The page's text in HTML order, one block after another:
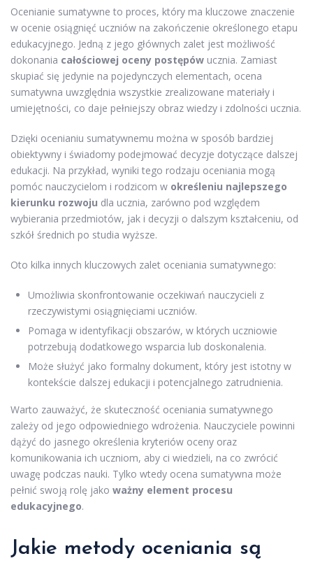
Ocenianie sumatywne to proces, który ma kluczowe znaczenie
w ocenie osiągnięć uczniów na zakończenie określonego etapu
edukacyjnego. Jedną z jego głównych zalet jest możliwość
dokonania całościowej oceny postępów ucznia. Zamiast
skupiać się jedynie na pojedynczych elementach, ocena
sumatywna uwzględnia wszystkie zrealizowane materiały i
umiejętności, co daje pełniejszy obraz wiedzy i zdolności ucznia.
Dzięki ocenianiu sumatywnemu można w sposób bardziej
obiektywny i świadomy podejmować decyzje dotyczące dalszej
edukacji. Na przykład, wyniki tego rodzaju oceniania mogą
pomóc nauczycielom i rodzicom w określeniu najlepszego
kierunku rozwoju dla ucznia, zarówno pod względem
wybierania przedmiotów, jak i decyzji o dalszym kształceniu, od
szkół średnich po studia wyższe.
Oto kilka innych kluczowych zalet oceniania sumatywnego:
Umożliwia skonfrontowanie oczekiwań nauczycieli z
rzeczywistymi osiągnięciami uczniów.
Pomaga w identyfikacji obszarów, w których uczniowie
potrzebują dodatkowego wsparcia lub doskonalenia.
Może służyć jako formalny dokument, który jest istotny w
kontekście dalszej edukacji i potencjalnego zatrudnienia.
Warto zauważyć, że skuteczność oceniania sumatywnego
zależy od jego odpowiedniego wdrożenia. Nauczyciele powinni
dążyć do jasnego określenia kryteriów oceny oraz
komunikowania ich uczniom, aby ci wiedzieli, na co zwrócić
uwagę podczas nauki. Tylko wtedy ocena sumatywna może
pełnić swoją rolę jako ważny element procesu
edukacyjnego.
Jakie metody oceniania są